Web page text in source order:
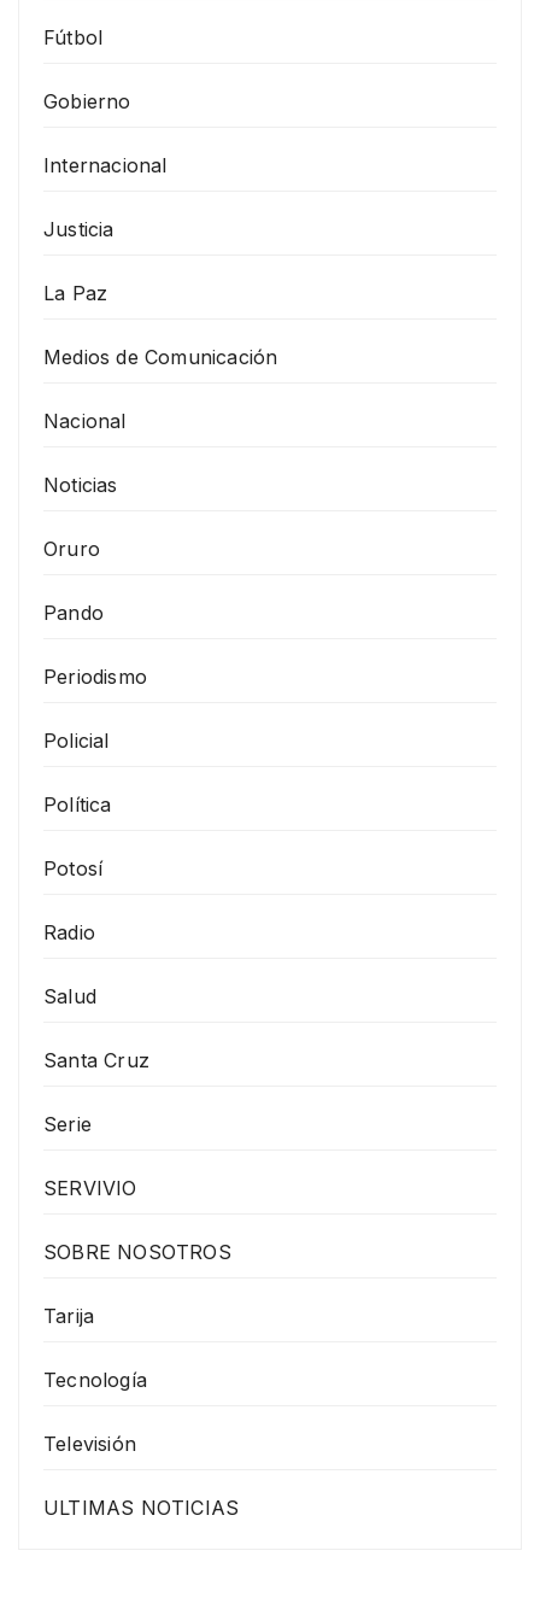
Fútbol
Gobierno
Internacional
Justicia
La Paz
Medios de Comunicación
Nacional
Noticias
Oruro
Pando
Periodismo
Policial
Política
Potosí
Radio
Salud
Santa Cruz
Serie
SERVIVIO
SOBRE NOSOTROS
Tarija
Tecnología
Televisión
ULTIMAS NOTICIAS